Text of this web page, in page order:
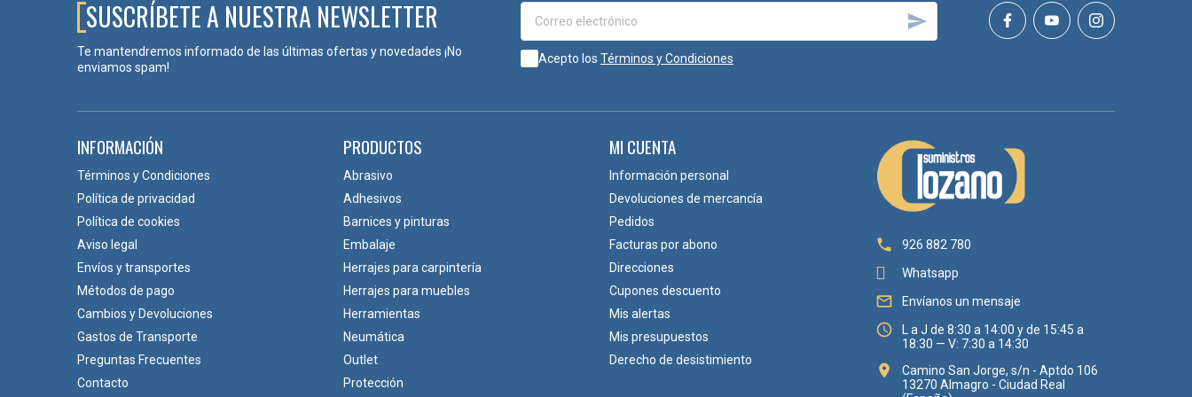
SUSCRÍBETE A NUESTRA NEWSLETTER
Te mantendremos informado de las últimas ofertas y novedades ¡No
enviamos spam!

Acepto los Términos y Condiciones
INFORMACIÓN
Términos y Condiciones
Política de privacidad
Política de cookies
Aviso legal
Envíos y transportes
Métodos de pago
Cambios y Devoluciones
Gastos de Transporte
Preguntas Frecuentes
Contacto
PRODUCTOS
Abrasivo
Adhesivos
Barnices y pinturas
Embalaje
Herrajes para carpintería
Herrajes para muebles
Herramientas
Neumática
Outlet
Protección
MI CUENTA
Información personal
Devoluciones de mercancía
Pedidos
Facturas por abono
Direcciones
Cupones descuento
Mis alertas
Mis presupuestos
Derecho de desistimiento

926 882 780
Whatsapp
 Envíanos un mensaje

L a J de 8:30 a 14:00 y de 15:45 a
18:30 — V: 7:30 a 14:30

Camino San Jorge, s/n - Aptdo 106
13270 Almagro - Ciudad Real